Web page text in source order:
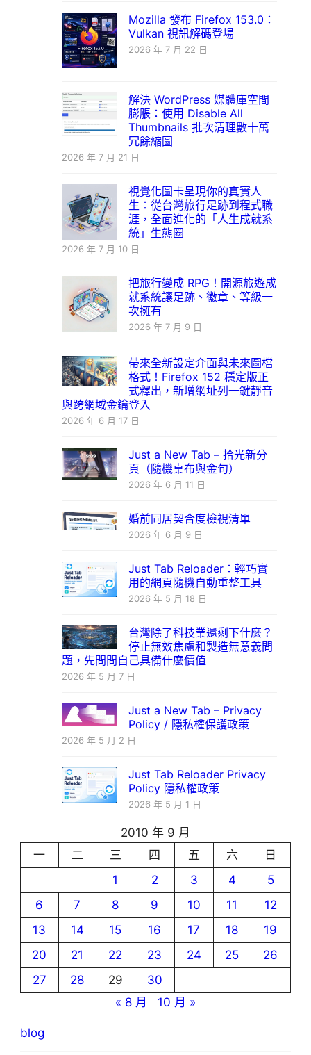
Mozilla 發布 Firefox 153.0：
Vulkan 視訊解碼登場
2026 年 7 月 22 日
解決 WordPress 媒體庫空間
膨脹：使用 Disable All
Thumbnails 批次清理數十萬
冗餘縮圖
2026 年 7 月 21 日
視覺化圖卡呈現你的真實人
生：從台灣旅行足跡到程式職
涯，全面進化的「人生成就系
統」生態圈
2026 年 7 月 10 日
把旅行變成 RPG！開源旅遊成
就系統讓足跡、徽章、等級一
次擁有
2026 年 7 月 9 日
帶來全新設定介面與未來圖檔
格式！Firefox 152 穩定版正
式釋出，新增網址列一鍵靜音
與跨網域金鑰登入
2026 年 6 月 17 日
Just a New Tab – 拾光新分
頁（隨機桌布與金句）
2026 年 6 月 11 日
婚前同居契合度檢視清單
2026 年 6 月 9 日
Just Tab Reloader：輕巧實
用的網頁隨機自動重整工具
2026 年 5 月 18 日
台灣除了科技業還剩下什麼？
停止無效焦慮和製造無意義問
題，先問問自己具備什麼價值
2026 年 5 月 7 日
Just a New Tab – Privacy
Policy / 隱私權保護政策
2026 年 5 月 2 日
Just Tab Reloader Privacy
Policy 隱私權政策
2026 年 5 月 1 日
2010 年 9 月
一
二 三 四 五 六
日
1
2 3 4
5
6
7 8 9 10 11
12
13
14 15 16 17 18
19
20
21 22 23 24 25
26
27
28 29
30
« 8 月
10 月 »
blog